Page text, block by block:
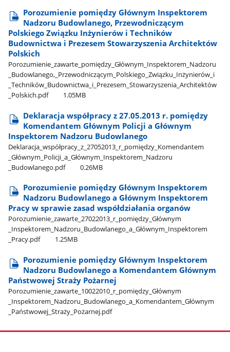
Porozumienie pomiędzy Głównym Inspektorem
Nadzoru Budowlanego, Przewodniczącym
Polskiego Związku Inżynierów i Techników
Budownictwa i Prezesem Stowarzyszenia Architektów
Polskich
Porozumienie​_zawarte​_pomiędzy​_Głównym​_Inspektorem​_Nadzoru​
_Budowlanego,​_Przewodniczącym​_Polskiego​_Związku​_Inżynierów​_i​
_Techników​_Budownictwa​_i​_Prezesem​_Stowarzyszenia​_Architektów​
_Polskich.pdf
1.05MB
Deklaracja współpracy z 27.05.2013 r. pomiędzy
Komendantem Głównym Policji a Głównym
Inspektorem Nadzoru Budowlanego
Deklaracja​_współpracy​_z​_27052013​_r​_pomiędzy​_Komendantem​
_Głównym​_Policji​_a​_Głównym​_Inspektorem​_Nadzoru​
_Budowlanego.pdf
0.26MB
Porozumienie pomiędzy Głównym Inspektorem
Nadzoru Budowlanego a Głównym Inspektorem
Pracy w sprawie zasad współdziałania organów
Porozumienie​_zawarte​_27022013​_r​_pomiędzy​_Głównym​
_Inspektorem​_Nadzoru​_Budowlanego​_a​_Głównym​_Inspektorem​
_Pracy.pdf
1.25MB
Porozumienie pomiędzy Głównym Inspektorem
Nadzoru Budowlanego a Komendantem Głównym
Państwowej Straży Pożarnej
Porozumienie​_zawarte​_10022010​_r​_pomiędzy​_Głównym​
_Inspektorem​_Nadzoru​_Budowlanego​_a​_Komendantem​_Głównym​
_Państwowej​_Straży​_Pożarnej.pdf